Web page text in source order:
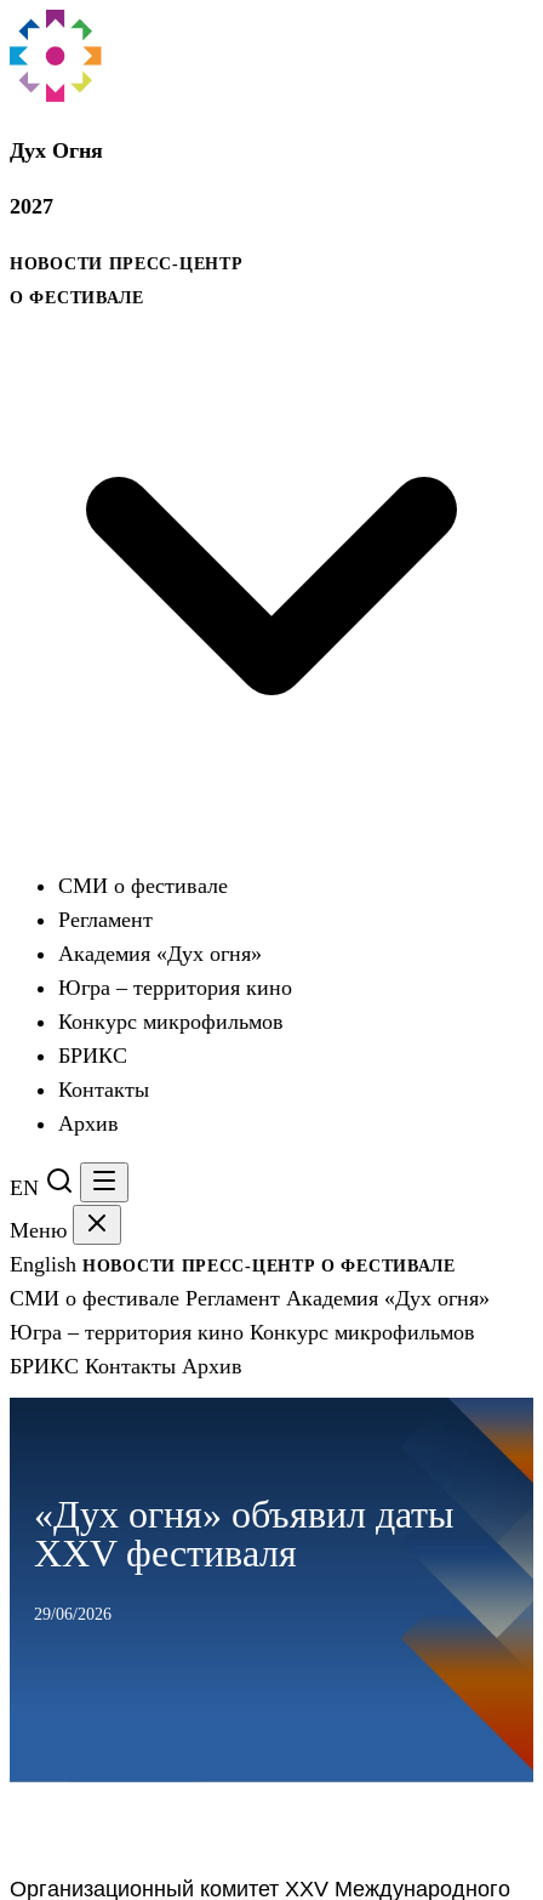
Дух Oгня
2027
НОВОСТИ ПРЕСС-ЦЕНТР
О ФЕСТИВАЛЕ
СМИ о фестивале
Регламент
Академия «Дух огня»
Югра – территория кино
Конкурс микрофильмов
БРИКС
Контакты
Архив
EN
Меню
English НОВОСТИ ПРЕСС-ЦЕНТРО ФЕСТИВАЛЕ
СМИ о фестивале Регламент Академия «Дух огня»
Югра – территория кино Конкурс микрофильмов
БРИКС Контакты Архив
«Дух огня» объявил даты
XXV фестиваля
29/06/2026
Организационный комитет XXV Международного